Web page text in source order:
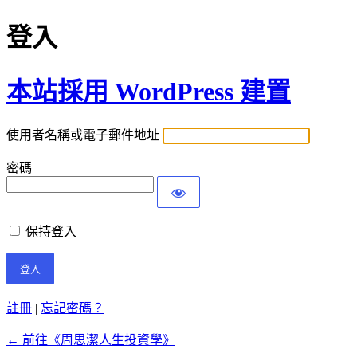
登入
本站採用 WordPress 建置
使用者名稱或電子郵件地址
密碼
保持登入
註冊 | 忘記密碼？
← 前往《周思潔人生投資學》